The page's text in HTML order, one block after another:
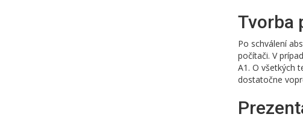
Tvorba
Po schválení
počítači. V
A1. O všetkých
dostatočne